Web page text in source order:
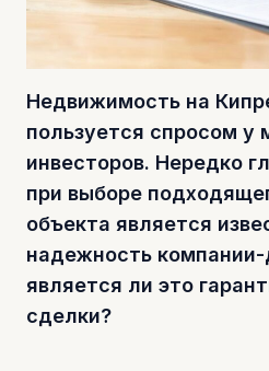
Недвижимость на
пользуется спросом у
инвесторов. Нередко
при выборе
объекта является
надежность
является ли это
сделки?